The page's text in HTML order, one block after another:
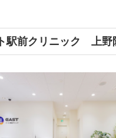
駅前クリニック 上野